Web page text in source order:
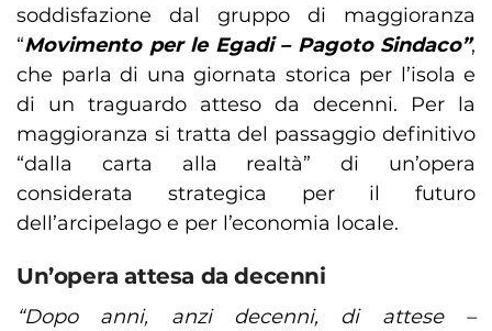
soddisfazione dal gruppo di maggioranza
“Movimento per le Egadi – Pagoto Sindaco”,
che parla di una giornata storica per l’isola e
di un traguardo atteso da decenni. Per la
maggioranza si tratta del passaggio definitivo
“dalla carta alla realtà” di un’opera
considerata strategica per il futuro
dell’arcipelago e per l’economia locale.
Un’opera attesa da decenni
“Dopo anni, anzi decenni, di attese –